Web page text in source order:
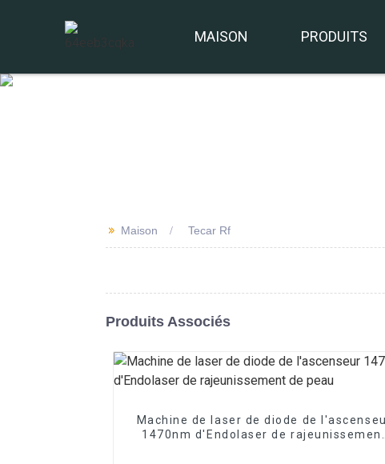
MAISON PRODUITS
>> Maison Tecar Rf
Produits Associés
Machine de laser de diode de
1470nm d'Endolaser de rajeunissement